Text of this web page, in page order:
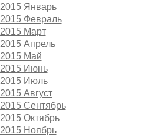
2015 Январь
2015 Февраль
2015 Март
2015 Апрель
2015 Май
2015 Июнь
2015 Июль
2015 Август
2015 Сентябрь
2015 Октябрь
2015 Ноябрь